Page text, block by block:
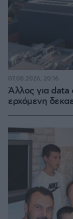
Άλλος για data
ερχόμενη
07.08.2026, 20:16